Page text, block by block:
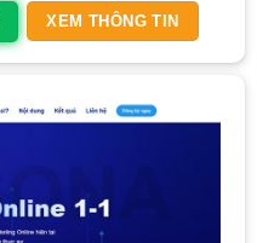
XEM THÔNG TIN